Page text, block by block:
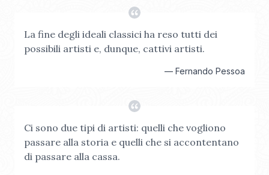
La fine degli ideali classici ha reso tutti dei
possibili artisti e, dunque, cattivi artisti.
— Fernando Pessoa
Ci sono due tipi di artisti: quelli che vogliono
passare alla storia e quelli che si accontentano
di passare alla cassa.